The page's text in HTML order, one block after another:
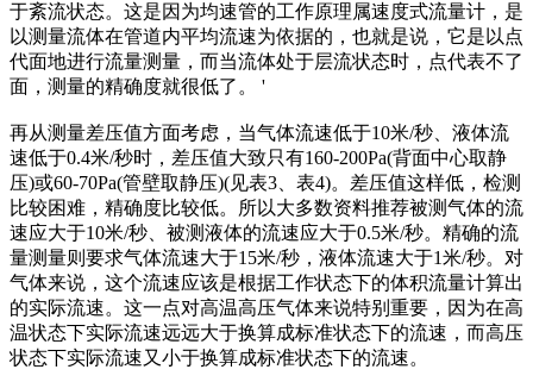
于紊流状态。这是因为均速管的工作原理属速度式流量计，是
以测量流体在管道内平均流速为依据的，也就是说，它是以点
代面地进行流量测量，而当流体处于层流状态时，点代表不了
面，测量的精确度就很低了。 '
再从测量差压值方面考虑，当气体流速低于10米/秒、液体流
速低于0.4米/秒时，差压值大致只有160-200Pa(背面中心取静
压)或60-70Pa(管壁取静压)(见表3、表4)。差压值这样低，检测
比较困难，精确度比较低。所以大多数资料推荐被测气体的流
速应大于10米/秒、被测液体的流速应大于0.5米/秒。精确的流
量测量则要求气体流速大于15米/秒，液体流速大于1米/秒。对
气体来说，这个流速应该是根据工作状态下的体积流量计算出
的实际流速。这一点对高温高压气体来说特别重要，因为在高
温状态下实际流速远远大于换算成标准状态下的流速，而高压
状态下实际流速又小于换算成标准状态下的流速。